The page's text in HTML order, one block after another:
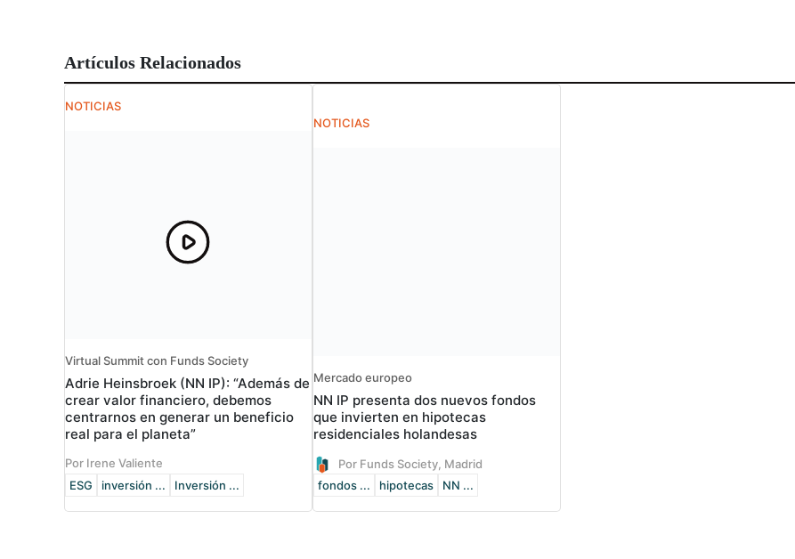
Artículos Relacionados
NOTICIAS
Virtual Summit con Funds Society
Adrie Heinsbroek (NN IP): “Además de
crear valor financiero, debemos
centrarnos en generar un beneficio
real para el planeta”
Por Irene Valiente
ESG
inversión ... Inversión ...
NOTICIAS
Mercado europeo
NN IP presenta dos nuevos fondos
que invierten en hipotecas
residenciales holandesas
Por Funds Society, Madrid
fondos ...
hipotecas NN ...